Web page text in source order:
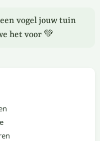
vogel jouw tuin
het voor 💚